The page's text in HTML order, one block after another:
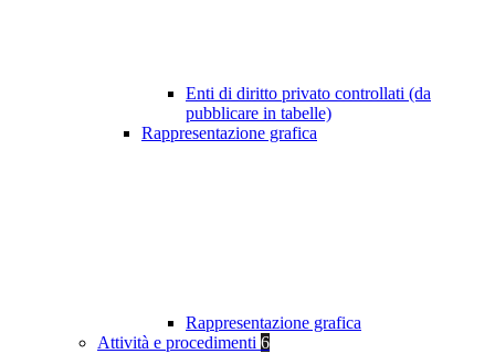
Enti di diritto privato controllati (da
pubblicare in tabelle)
Rappresentazione grafica
Rappresentazione grafica
Attività e procedimenti 6